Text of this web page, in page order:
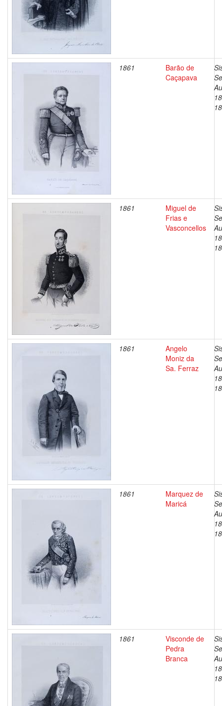
1861
Barão de
Caçapava
1861
Miguel de
Frias e
Vasconcellos
1861
Angelo
Moniz da
Sa. Ferraz
1861
Marquez de
Maricá
1861
Visconde de
Pedra
Branca